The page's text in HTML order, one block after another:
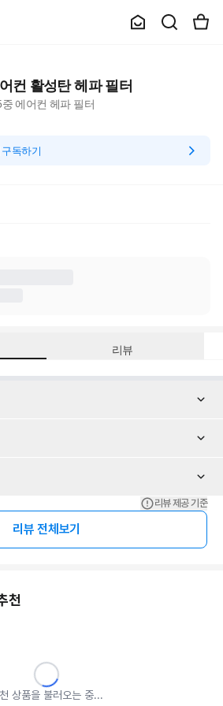
컨 활성탄 헤파 필터
에어컨 헤파 필터
독하기
리뷰
리뷰 제공 기준
리뷰 전체보기
천
상품을 불러오는 중...